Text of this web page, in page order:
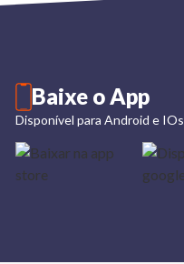
Baixe o App
Disponível para Android e IOs